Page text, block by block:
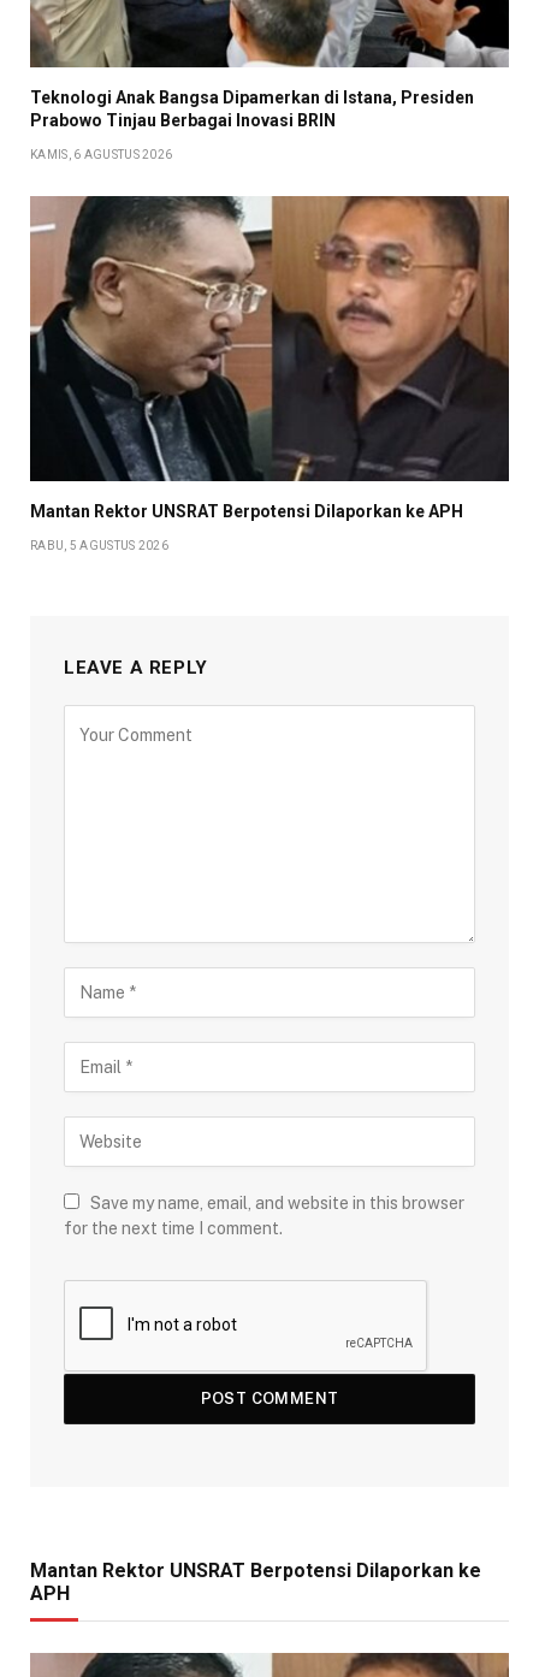
Teknologi Anak Bangsa Dipamerkan di Istana, Presiden
Prabowo Tinjau Berbagai Inovasi BRIN
KAMIS, 6 AGUSTUS 2026
Mantan Rektor UNSRAT Berpotensi Dilaporkan ke APH
RABU, 5 AGUSTUS 2026
LEAVE A REPLY
Save my name, email, and website in this browser
for the next time I comment.
Mantan Rektor UNSRAT Berpotensi Dilaporkan ke
APH